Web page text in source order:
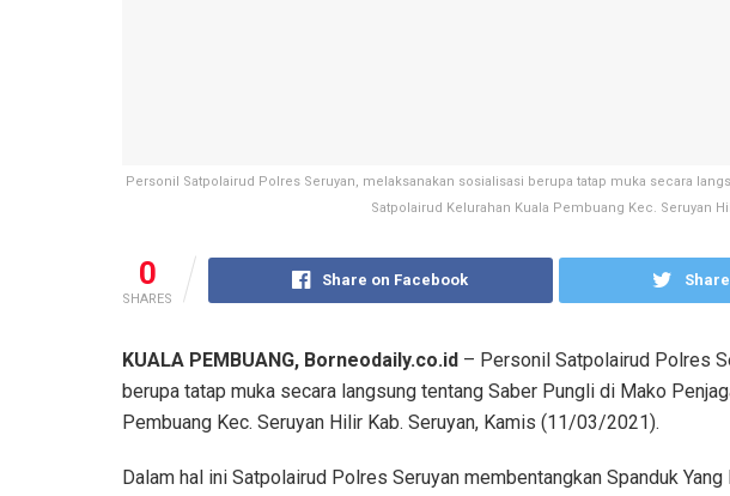
Personil Satpolairud Polres Seruyan, melaksanakan sosialisasi berupa tatap muka secara
Satpolairud Kelurahan Kuala Pembuang Kec. Seruyan
0
SHARES
Share on Facebook
KUALA PEMBUANG, Borneodaily.co.id – Personil Satpolairud Polres
berupa tatap muka secara langsung tentang Saber Pungli di Mako
Pembuang Kec. Seruyan Hilir Kab. Seruyan, Kamis (11/03/2021).
Dalam hal ini Satpolairud Polres Seruyan membentangkan Spanduk